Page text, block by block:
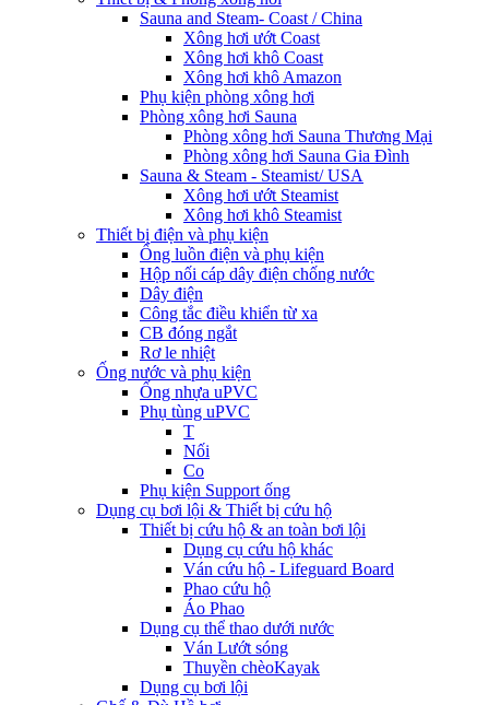
Sauna and Steam- Coast / China
Xông hơi ướt Coast
Xông hơi khô Coast
Xông hơi khô Amazon
Phụ kiện phòng xông hơi
Phòng xông hơi Sauna
Phòng xông hơi Sauna Thương Mại
Phòng xông hơi Sauna Gia Đình
Sauna & Steam - Steamist/ USA
Xông hơi ướt Steamist
Xông hơi khô Steamist
Thiết bị điện và phụ kiện
Ống luồn điện và phụ kiện
Hộp nối cáp dây điện chống nước
Dây điện
Công tắc điều khiển từ xa
CB đóng ngắt
Rơ le nhiệt
Ống nước và phụ kiện
Ống nhựa uPVC
Phụ tùng uPVC
T
Nối
Co
Phụ kiện Support ống
Dụng cụ bơi lội & Thiết bị cứu hộ
Thiết bị cứu hộ & an toàn bơi lội
Dụng cụ cứu hộ khác
Ván cứu hộ - Lifeguard Board
Phao cứu hộ
Áo Phao
Dụng cụ thể thao dưới nước
Ván Lướt sóng
Thuyền chèoKayak
Dụng cụ bơi lội